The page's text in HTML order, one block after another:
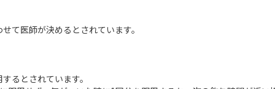
て医師が決めるとされています。
るとされています。